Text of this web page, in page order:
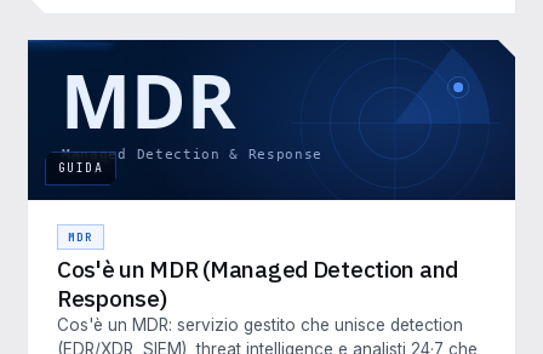
GUIDA
MDR
Cos'è un MDR (Managed Detection and
Response)
Cos'è un MDR: servizio gestito che unisce detection
(EDR/XDR, SIEM), threat intelligence e analisti 24·7 che